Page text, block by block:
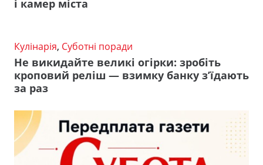
і камер міста
Кулінарія, Суботні поради
Не викидайте великі огірки: зробіть
кроповий реліш — взимку банку з’їдають
за раз